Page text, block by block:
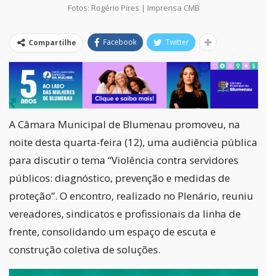
Fotos: Rogério Pires | Imprensa CMB
Compartilhe Facebook Twitter
A Câmara Municipal de Blumenau promoveu, na
noite desta quarta-feira (12), uma audiência pública
para discutir o tema “Violência contra servidores
públicos: diagnóstico, prevenção e medidas de
proteção”. O encontro, realizado no Plenário, reuniu
vereadores, sindicatos e profissionais da linha de
frente, consolidando um espaço de escuta e
construção coletiva de soluções.